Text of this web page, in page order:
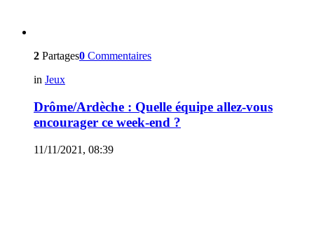
2 Partages0 Commentaires
in Jeux
Drôme/Ardèche : Quelle équipe allez-vous
encourager ce week-end ?
11/11/2021, 08:39